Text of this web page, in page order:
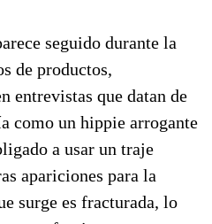
seguido durante la
de productos,
entrevistas que datan de
como un hippie arrogante
a usar un traje
apariciones para la
surge es fracturada, lo